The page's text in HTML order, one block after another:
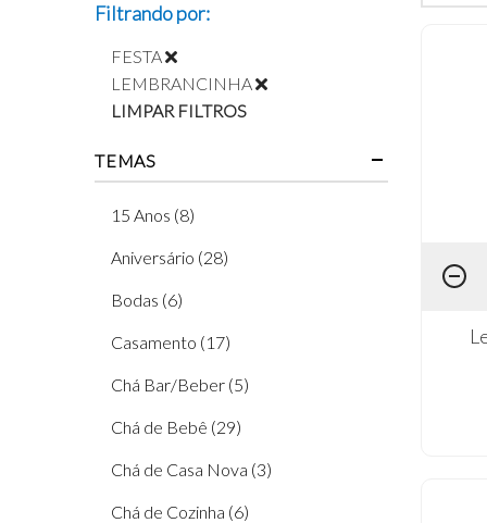
Filtrando por:
FESTA
LEMBRANCINHA
LIMPAR FILTROS
TEMAS
15 Anos (8)
Aniversário (28)
Bodas (6)
Casamento (17)
Chá Bar/Beber (5)
Chá de Bebê (29)
Chá de Casa Nova (3)
Chá de Cozinha (6)